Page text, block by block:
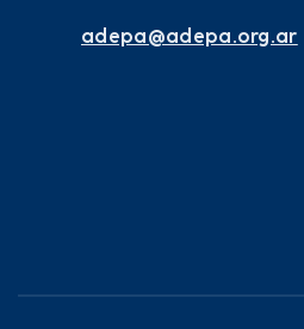
adepa@adepa.org.ar